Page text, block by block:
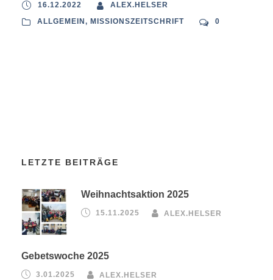
16.12.2022
ALEX.HELSER
ALLGEMEIN , MISSIONSZEITSCHRIFT 0
LETZTE BEITRÄGE
Weihnachtsaktion 2025
15.11.2025 ALEX.HELSER
Gebetswoche 2025
3.01.2025 ALEX.HELSER